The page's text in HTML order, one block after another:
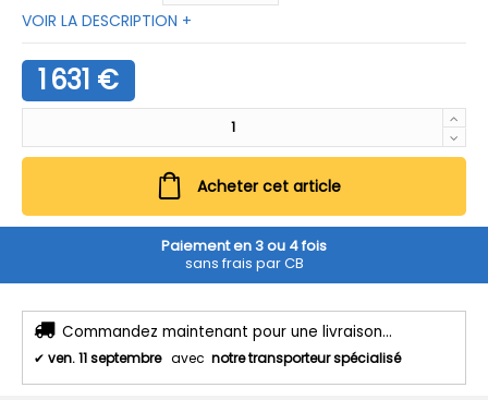
VOIR LA DESCRIPTION +
1 631 €
Acheter cet article
Paiement en 3 ou 4 fois
sans frais par CB
Commandez maintenant pour une livraison...
✔ ven. 11 septembre avec notre transporteur spécialisé